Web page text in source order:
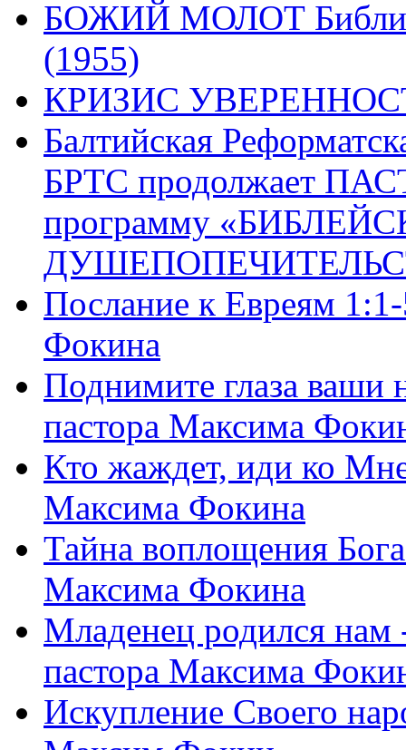
БОЖИЙ МОЛОТ Библия
(1955)
КРИЗИС
Балтийская
БРТС продолжает
программу
Послание к Евреям
Фокина
Поднимите глаза ваши
пастора Максима
Кто жаждет, иди ко
Максима Фокина
Тайна воплощения
Максима Фокина
Младенец родился
пастора Максима
Искупление Своего